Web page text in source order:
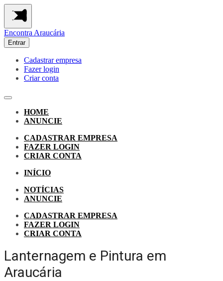
Encontra Araucária
Entrar
Cadastrar empresa
Fazer login
Criar conta
HOME
ANUNCIE
CADASTRAR EMPRESA
FAZER LOGIN
CRIAR CONTA
INÍCIO
NOTÍCIAS
ANUNCIE
CADASTRAR EMPRESA
FAZER LOGIN
CRIAR CONTA
Lanternagem e Pintura em
Araucária